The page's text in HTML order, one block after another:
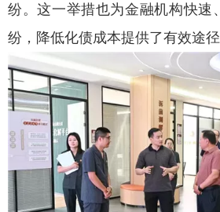
纷。这一举措也为金融机构快速
纷，降低化债成本提供了有效途径